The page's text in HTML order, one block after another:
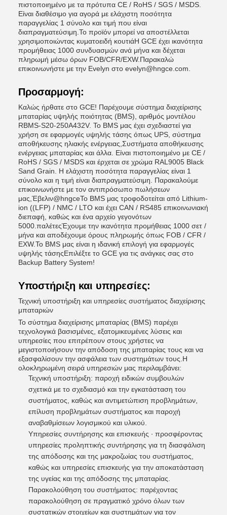
πιστοποιημένο με τα πρότυπα CE / RoHS / SGS / MSDS.
Είναι διαθέσιμο για αγορά με ελάχιστη ποσότητα
παραγγελίας 1 σύνολο και τιμή που είναι
διαπραγματεύσιμη.Το προϊόν μπορεί να αποστέλλεται
χρησιμοποιώντας κυματοειδή κουτιάΗ GCE έχει ικανότητα
προμήθειας 1000 συνδυασμών ανά μήνα και δέχεται
πληρωμή μέσω όρων FOB/CFR/EXW.Παρακαλώ
επικοινωνήστε με την Evelyn στο evelyn@hngce.com.
Προσαρμογή:
Καλώς ήρθατε στο GCE! Παρέχουμε σύστημα διαχείρισης
μπαταρίας υψηλής ποιότητας (BMS), αριθμός μοντέλου
RBMS-S20-250A432V. Το BMS μας έχει σχεδιαστεί για
χρήση σε εφαρμογές υψηλής τάσης όπως UPS, σύστημα
αποθήκευσης ηλιακής ενέργειας,Συστήματα αποθήκευσης
ενέργειας μπαταρίας και άλλα. Είναι πιστοποιημένο με CE /
RoHS / SGS / MSDS και έρχεται σε χρώμα RAL9005 Black
Sand Grain. Η ελάχιστη ποσότητα παραγγελίας είναι 1
σύνολο και η τιμή είναι διαπραγματεύσιμη. Παρακαλούμε
επικοινωνήστε με τον αντιπρόσωπο πωλήσεων
μας,Έβελιν@hngceΤο BMS μας τροφοδοτείται από Lithium-
ion ((LFP) / NMC / LTO και έχει CAN / RS485 επικοινωνιακή
διεπαφή, καθώς και ένα αρχείο γεγονότων
5000.παλέτεςΈχουμε την ικανότητα προμήθειας 1000 σετ /
μήνα και αποδέχουμε όρους πληρωμής όπως FOB / CFR /
EXW.Το BMS μας είναι η ιδανική επιλογή για εφαρμογές
υψηλής τάσηςΕπιλέξτε το GCE για τις ανάγκες σας στο
Backup Battery System!
Υποστήριξη και υπηρεσίες:
Τεχνική υποστήριξη και υπηρεσίες συστήματος διαχείρισης
μπαταριών
Το σύστημα διαχείρισης μπαταρίας (BMS) παρέχει
τεχνολογικά βασισμένες, εξατομικευμένες λύσεις και
υπηρεσίες που επιτρέπουν στους χρήστες να
μεγιστοποιήσουν την απόδοση της μπαταρίας τους και να
εξασφαλίσουν την ασφάλεια των συστημάτων τους.Η
ολοκληρωμένη σειρά υπηρεσιών μας περιλαμβάνει:
Τεχνική υποστήριξη: παροχή ειδικών συμβουλών
σχετικά με το σχεδιασμό και την εγκατάσταση του
συστήματος, καθώς και αντιμετώπιση προβλημάτων,
επίλυση προβλημάτων συστήματος και παροχή
αναβαθμίσεων λογισμικού και υλικού.
Υπηρεσίες συντήρησης και επισκευής ∙ προσφέροντας
υπηρεσίες προληπτικής συντήρησης για τη διασφάλιση
της απόδοσης και της μακροζωίας του συστήματος,
καθώς και υπηρεσίες επισκευής για την αποκατάσταση
της υγείας και της απόδοσης της μπαταρίας.
Παρακολούθηση του συστήματος: παρέχοντας
παρακολούθηση σε πραγματικό χρόνο όλων των
συστατικών στοιχείων και συστημάτων για τον